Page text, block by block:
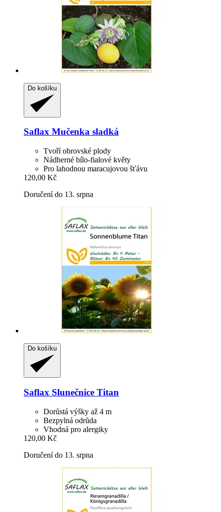
Do košíku
Saflax Mučenka sladká
Tvoří obrovské plody
Nádherné bílo-fialové květy
Pro lahodnou maracujovou šťávu
120,00 Kč
Doručení do 13. srpna
Do košíku
Saflax Slunečnice Titan
Dorůstá výšky až 4 m
Bezpylná odrůda
Vhodná pro alergiky
120,00 Kč
Doručení do 13. srpna